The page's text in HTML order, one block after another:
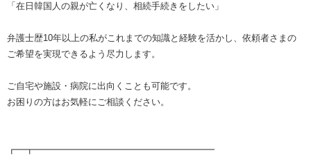
「在日韓国人の親が亡くなり、相続手続きをしたい」
弁護士歴10年以上の私がこれまでの知識と経験を活かし、依頼者さまの
ご希望を実現できるよう尽力します。
ご自宅や施設・病院に出向くことも可能です。
お困りの方はお気軽にご相談ください。
┏━┳━━━━━━━━━━━━━━━━━━━━